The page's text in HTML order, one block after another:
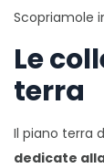
Scopriamole
Le
terra
Il piano terra
dedicate